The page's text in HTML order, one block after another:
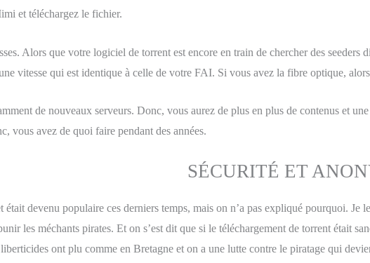
et téléchargez le fichier.
Alors que votre logiciel de torrent est encore en train de chercher des
vitesse qui est identique à celle de votre FAI. Si vous avez la fibre optique,
de nouveaux serveurs. Donc, vous aurez de plus en plus de contenus et
vous avez de quoi faire pendant des années.
SÉCURITÉ ET
était devenu populaire ces derniers temps, mais on n’a pas expliqué pourquoi.
les méchants pirates. Et on s’est dit que si le téléchargement de torrent était
ont plu comme en Bretagne et on a une lutte contre le piratage qui